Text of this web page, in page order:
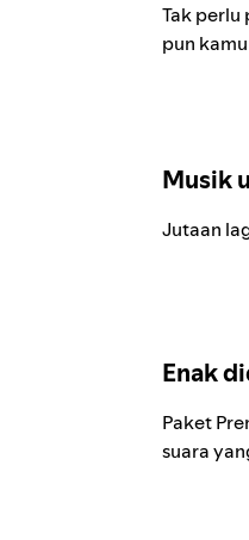
Tak perlu
pun
Musik
Jutaan
Enak
Paket
suara